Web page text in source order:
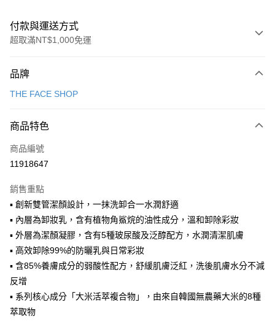
付款與運送方式
超取滿NT$1,000免運
信用卡一次付款
Apple Pay
街口支付
Google Pay
全盈+PAY
AFTEE先享後付
相關說明
【關於「AFTEE先享後付」】
AFTEE先享後付是「在收到商品之後才付款」的支付方式。 讓您購物簡單
便利好安心！
１．簡單：不需註冊會員、不需綁卡、不需儲值。
２．便利：只要手機號碼，簡訊認證，即可結帳。
ATM付款
運送方式
品牌
THE FACE SHOP
商品特色
商品編號
11918647
銷售重點
▪ 創新雙管潔顏設計，一抹洗卸合一水潤舒適
▪ 內層為卸妝乳，含有植物角鯊烷的油性成分，溫和卸除彩妝
▪ 外層為潔顏凝膠，含有5種玻尿酸及泛醇配方，水潤清潔肌膚
▪ 高效卸除99%的防曬乳與日常彩妝
▪ 含85%養膚成分的弱酸性配方，舒緩肌膚泛紅，洗後肌膚水分不減
反增
▪ 系列核心成分「大米活萃複合物」，由來自韓國無農藥大米的8種
萃取物